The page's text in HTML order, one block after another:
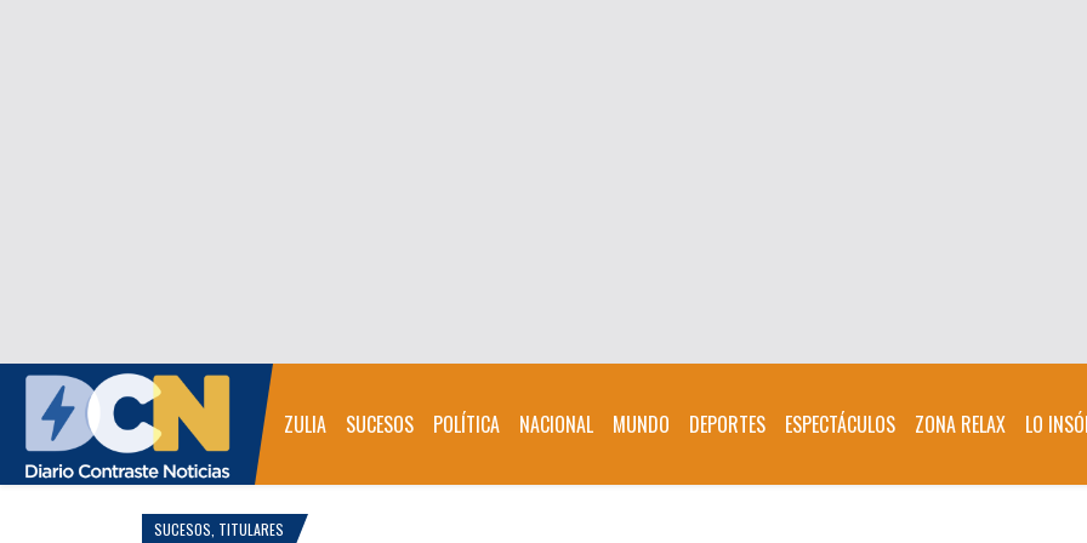
ZULIA SUCESOS POLÍTICA NACIONAL MUNDO DEPORTES ESPECTÁCULOS ZONA RELAX LO
SUCESOS TITULARES